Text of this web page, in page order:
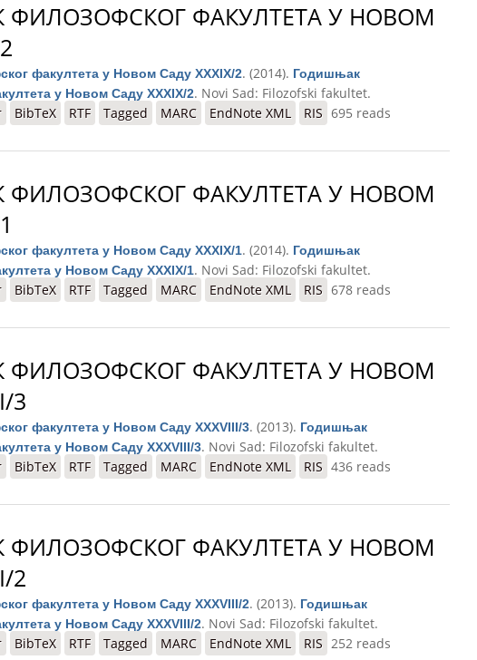
ФАКУЛТЕТА У НОВОМ
факултета у Новом Саду XXXIX/2. (2014). Годишњак
у Новом Саду XXXIX/2. Novi Sad: Filozofski fakultet.
факултета у Новом Саду XXXIX/2
BibTeX RTF Tagged MARC EndNote XML RIS 695 reads
ФАКУЛТЕТА У НОВОМ
факултета у Новом Саду XXXIX/1. (2014). Годишњак
у Новом Саду XXXIX/1. Novi Sad: Filozofski fakultet.
факултета у Новом Саду XXXIX/1
BibTeX RTF Tagged MARC EndNote XML RIS 678 reads
ФАКУЛТЕТА У НОВОМ
3
факултета у Новом Саду XXXVIII/3. (2013). Годишњак
у Новом Саду XXXVIII/3. Novi Sad: Filozofski fakultet.
факултета у Новом Саду XXXVIII/3
BibTeX RTF Tagged MARC EndNote XML RIS 436 reads
ФАКУЛТЕТА У НОВОМ
2
факултета у Новом Саду XXXVIII/2. (2013). Годишњак
у Новом Саду XXXVIII/2. Novi Sad: Filozofski fakultet.
факултета у Новом Саду XXXVIII/2
BibTeX RTF Tagged MARC EndNote XML RIS 252 reads